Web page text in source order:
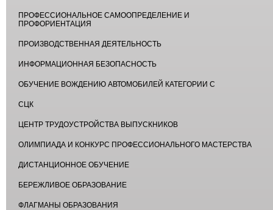
ПРОФЕССИОНАЛЬНОЕ САМООПРЕДЕЛЕНИЕ И
ПРОФОРИЕНТАЦИЯ
ПРОИЗВОДСТВЕННАЯ ДЕЯТЕЛЬНОСТЬ
ИНФОРМАЦИОННАЯ БЕЗОПАСНОСТЬ
ОБУЧЕНИЕ ВОЖДЕНИЮ АВТОМОБИЛЕЙ КАТЕГОРИИ С
СЦК
ЦЕНТР ТРУДОУСТРОЙСТВА ВЫПУСКНИКОВ
ОЛИМПИАДА И КОНКУРС ПРОФЕССИОНАЛЬНОГО МАСТЕРСТВА
ДИСТАНЦИОННОЕ ОБУЧЕНИЕ
БЕРЕЖЛИВОЕ ОБРАЗОВАНИЕ
ФЛАГМАНЫ ОБРАЗОВАНИЯ